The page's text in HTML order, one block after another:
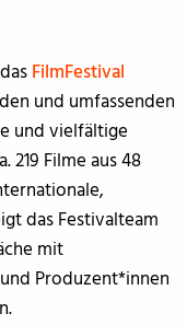
FilmFestival
und umfassenden
und vielfältige
Filme aus 48
das Festivalteam
mit
Produzent*innen